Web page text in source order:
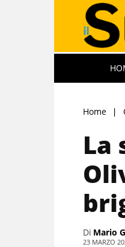
Home
La
Di Mario
23 MARZO